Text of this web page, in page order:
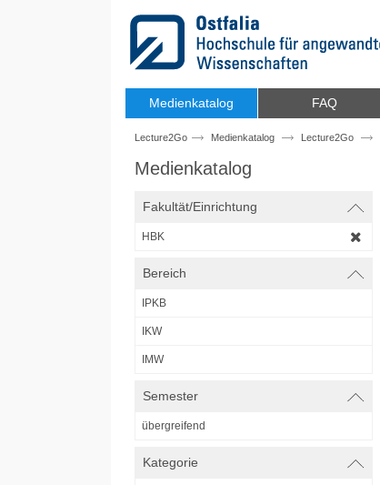
Medienkatalog FAQ
Lecture2Go Medienkatalog Lecture2Go
Medienkatalog
Fakultät/Einrichtung
HBK
Bereich
IPKB
IKW
IMW
Semester
übergreifend
Kategorie